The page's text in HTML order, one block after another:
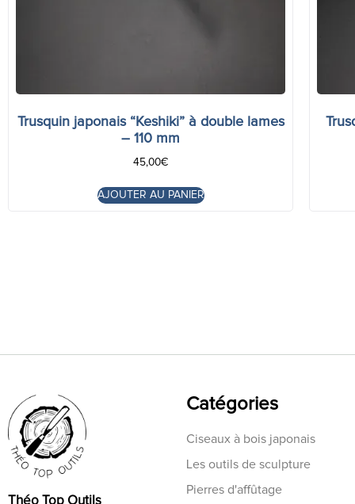
Trusquin japonais “Keshiki” à double lames
– 110 mm
45,00€
AJOUTER AU PANIER
Théo Top Outils
Catégories
Ciseaux à bois japonais
Les outils de sculpture
Pierres d'affûtage